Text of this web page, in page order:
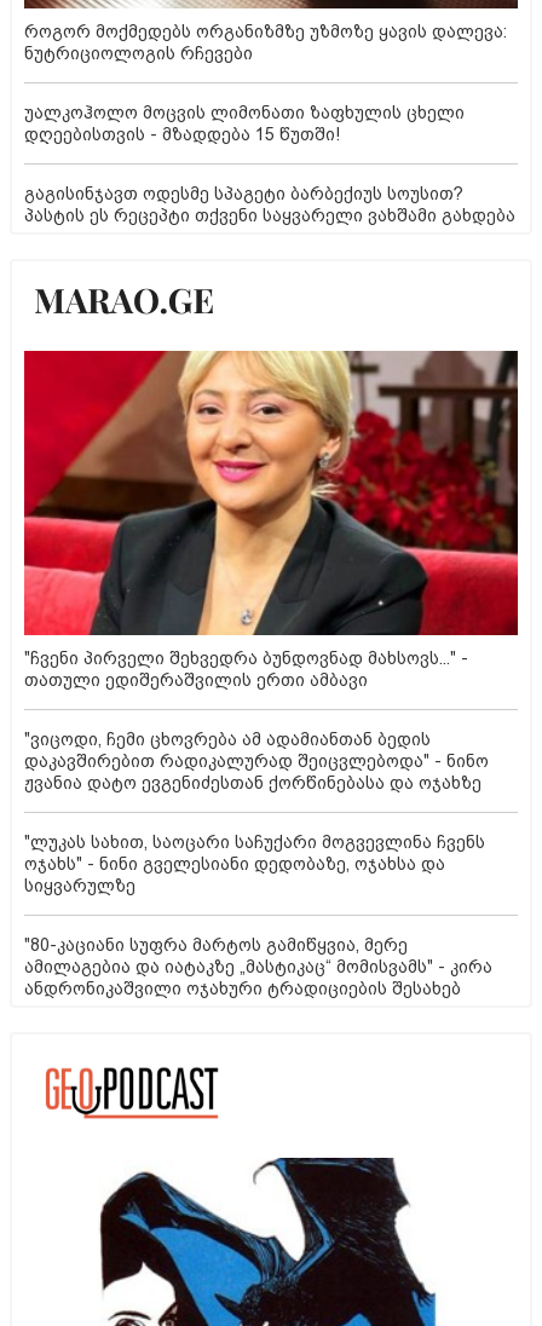
როგორ მოქმედებს ორგანიზმზე უზმოზე ყავის დალევა:
ნუტრიციოლოგის რჩევები
უალკოჰოლო მოცვის ლიმონათი ზაფხულის ცხელი
დღეებისთვის - მზადდება 15 წუთში!
გაგისინჯავთ ოდესმე სპაგეტი ბარბექიუს სოუსით?
პასტის ეს რეცეპტი თქვენი საყვარელი ვახშამი გახდება
"ჩვენი პირველი შეხვედრა ბუნდოვნად მახსოვს..." -
თათული ედიშერაშვილის ერთი ამბავი
"ვიცოდი, ჩემი ცხოვრება ამ ადამიანთან ბედის
დაკავშირებით რადიკალურად შეიცვლებოდა" - ნინო
ჟვანია დატო ევგენიძესთან ქორწინებასა და ოჯახზე
"ლუკას სახით, საოცარი საჩუქარი მოგვევლინა ჩვენს
ოჯახს" - ნინი გველესიანი დედობაზე, ოჯახსა და
სიყვარულზე
"80-კაციანი სუფრა მარტოს გამიწყვია, მერე
ამილაგებია და იატაკზე „მასტიკაც“ მომისვამს" - კირა
ანდრონიკაშვილი ოჯახური ტრადიციების შესახებ